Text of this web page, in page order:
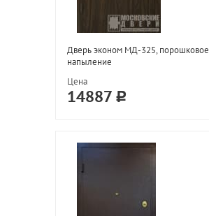
Дверь эконом МД-325, порошковое
напыление
Цена
14887